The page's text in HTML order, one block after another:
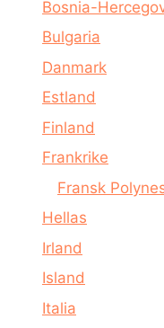
Bosnia-
Bulgaria
Danmark
Estland
Finland
Frankrike
Fransk
Hellas
Irland
Island
Italia